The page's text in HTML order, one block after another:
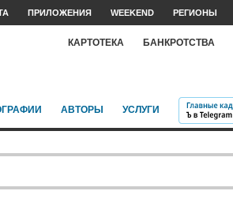
ПРИЛОЖЕНИЯ WEEKEND РЕГИОНЫ
КАРТОТЕКА БАНКРОТСТВА
АВТОРЫ УСЛУГИ